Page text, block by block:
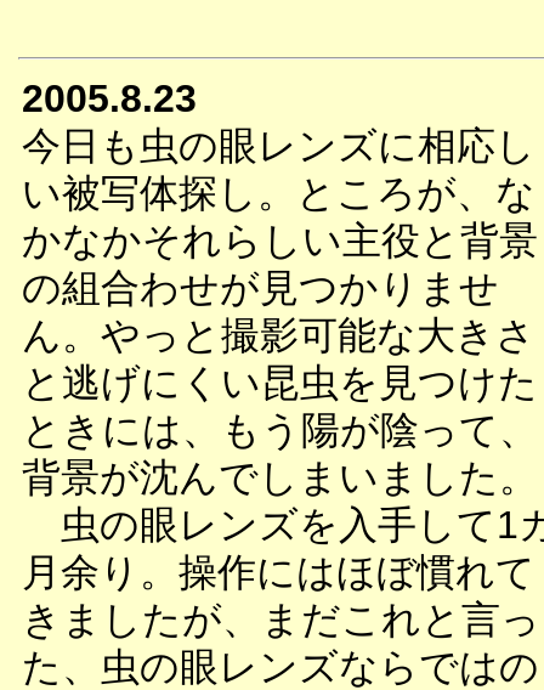
2005.8.23
今日も虫の眼レンズに相応し
い被写体探し。ところが、な
かなかそれらしい主役と背景
の組合わせが見つかりませ
ん。やっと撮影可能な大きさ
と逃げにくい昆虫を見つけた
ときには、もう陽が陰って、
背景が沈んでしまいました。
虫の眼レンズを入手して1
月余り。操作にはほぼ慣れて
きましたが、まだこれと言っ
た、虫の眼レンズならではの